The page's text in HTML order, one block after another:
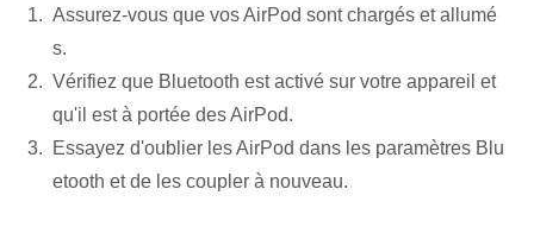
Assurez-vous que vos AirPod sont chargés et allumé
s.
Vérifiez que Bluetooth est activé sur votre appareil et
qu'il est à portée des AirPod.
Essayez d'oublier les AirPod dans les paramètres Blu
etooth et de les coupler à nouveau.